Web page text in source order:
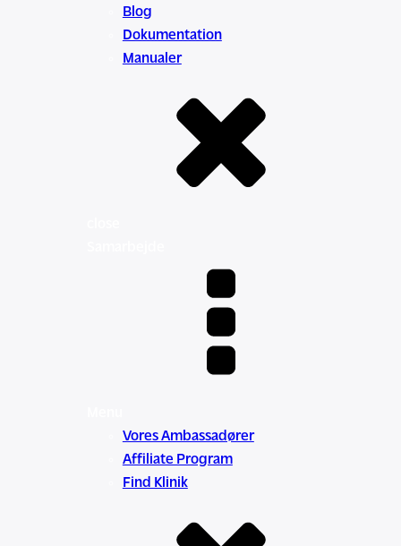
Blog
Dokumentation
Manualer
Vores Ambassadører
Affiliate Program
Find Klinik